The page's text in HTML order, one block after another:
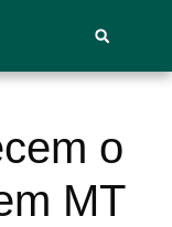
o
MT